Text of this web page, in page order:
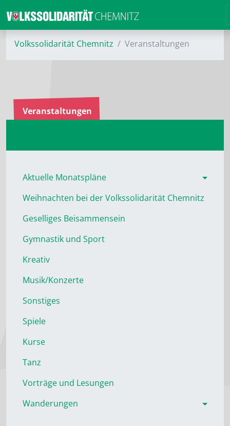
Volkssolidarität Chemnitz Veranstaltungen
Veranstaltungen
Aktuelle Monatspläne
Weihnachten bei der Volkssolidarität Chemnitz
Geselliges Beisammensein
Gymnastik und Sport
Kreativ
Musik/Konzerte
Sonstiges
Spiele
Kurse
Tanz
Vorträge und Lesungen
Wanderungen